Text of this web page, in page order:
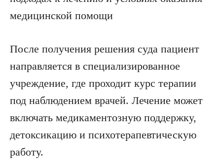
медицинской помощи
После получения решения суда пациент
направляется в специализированное
учреждение, где проходит курс терапии
под наблюдением врачей. Лечение может
включать медикаментозную поддержку,
детоксикацию и психотерапевтическую
работу.